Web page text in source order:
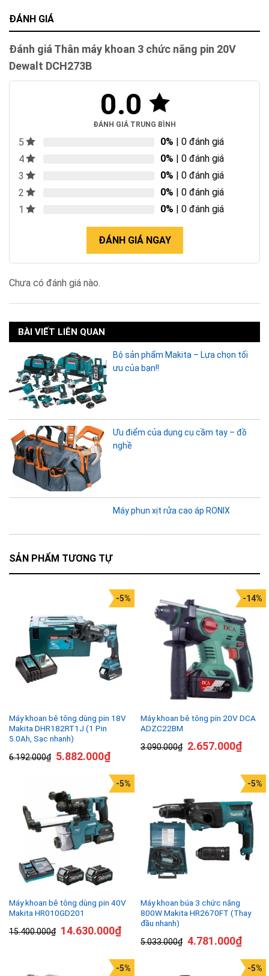
ĐÁNH GIÁ
Đánh giá Thân máy khoan 3 chức năng pin 20V
Dewalt DCH273B
0.0
ĐÁNH GIÁ TRUNG BÌNH
5 0% | 0 đánh giá
4
0% | 0 đánh giá
3
0% | 0 đánh giá
2
0% | 0 đánh giá
1
0% | 0 đánh giá
ĐÁNH GIÁ NGAY
Chưa có đánh giá nào.
BÀI VIẾT LIÊN QUAN
Bộ sản phẩm Makita – Lựa chọn tối
ưu của bạn!!
Ưu điểm của dụng cụ cầm tay – đồ
nghề
Máy phun xịt rửa cao áp RONIX
SẢN PHẨM TƯƠNG TỰ
Máy khoan bê tông dùng pin 18V
Makita DHR182RT1J (1 Pin
5.0Ah, Sạc nhanh)
6.192.000₫
-5%
5.882.000₫
Máy khoan bê tông pin 20V DCA
ADZC22BM
3.090.000₫
-14%
2.657.000₫
Máy khoan bê tông dùng pin 40V
Makita HR010GD201
15.400.000₫
-5%
14.630.000₫
Máy khoan búa 3 chức năng
800W Makita HR2670FT (Thay
đầu nhanh)
5.033.000₫
-5%
4.781.000₫
-5% -5%